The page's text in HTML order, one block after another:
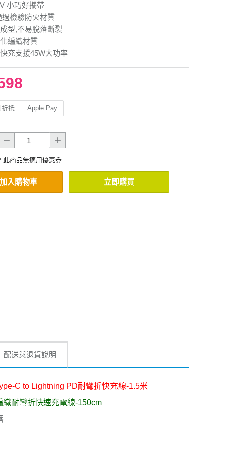
小巧好攜帶
檢驗防火材質
型,不易脫落斷裂
編織材質
充支援45W大功率
抵 Apple Pay
此商品無適用優惠券
加入購物車 立即購買
配送與退貨說明
C to Lightning PD耐彎折快充線-1.5米
耐彎折快速充電線-150cm